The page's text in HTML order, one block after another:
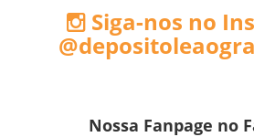
Siga-nos no
Nossa Fanpage no